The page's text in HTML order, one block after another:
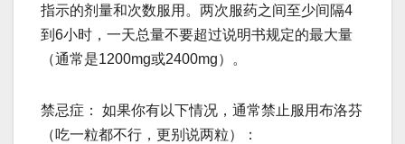
指示的剂量和次数服用。两次服药之间至少间隔4
到6小时，一天总量不要超过说明书规定的最大量
（通常是1200mg或2400mg）。
禁忌症： 如果你有以下情况，通常禁止服用布洛芬
（吃一粒都不行，更别说两粒）：